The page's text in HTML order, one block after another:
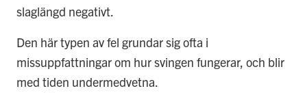
slaglängd negativt.
Den här typen av fel grundar sig ofta i
missuppfattningar om hur svingen fungerar, och blir
med tiden undermedvetna.